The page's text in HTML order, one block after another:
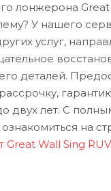
лонжерона Great
У нашего
услуг,
деталей.
двух лет. С
на
Wall Sing RUV.